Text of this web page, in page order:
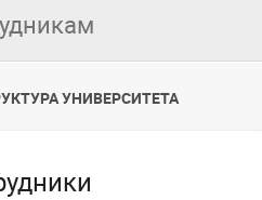
УНИВЕРСИТЕТА